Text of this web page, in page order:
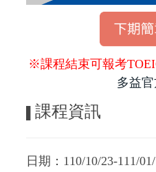
※課程結束可報考
多益
課程資訊
日期：110/10/23-111/